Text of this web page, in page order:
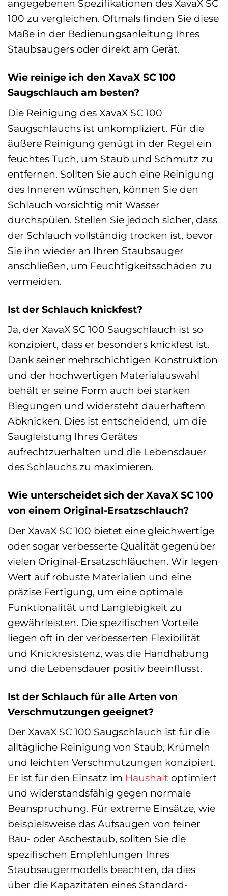
angegebenen Spezifikationen des XavaX SC
100 zu vergleichen. Oftmals finden Sie diese
Maße in der Bedienungsanleitung Ihres
Staubsaugers oder direkt am Gerät.
Wie reinige ich den XavaX SC 100
Saugschlauch am besten?
Die Reinigung des XavaX SC 100
Saugschlauchs ist unkompliziert. Für die
äußere Reinigung genügt in der Regel ein
feuchtes Tuch, um Staub und Schmutz zu
entfernen. Sollten Sie auch eine Reinigung
des Inneren wünschen, können Sie den
Schlauch vorsichtig mit Wasser
durchspülen. Stellen Sie jedoch sicher, dass
der Schlauch vollständig trocken ist, bevor
Sie ihn wieder an Ihren Staubsauger
anschließen, um Feuchtigkeitsschäden zu
vermeiden.
Ist der Schlauch knickfest?
Ja, der XavaX SC 100 Saugschlauch ist so
konzipiert, dass er besonders knickfest ist.
Dank seiner mehrschichtigen Konstruktion
und der hochwertigen Materialauswahl
behält er seine Form auch bei starken
Biegungen und widersteht dauerhaftem
Abknicken. Dies ist entscheidend, um die
Saugleistung Ihres Gerätes
aufrechtzuerhalten und die Lebensdauer
des Schlauchs zu maximieren.
Wie unterscheidet sich der XavaX SC 100
von einem Original-Ersatzschlauch?
Der XavaX SC 100 bietet eine gleichwertige
oder sogar verbesserte Qualität gegenüber
vielen Original-Ersatzschläuchen. Wir legen
Wert auf robuste Materialien und eine
präzise Fertigung, um eine optimale
Funktionalität und Langlebigkeit zu
gewährleisten. Die spezifischen Vorteile
liegen oft in der verbesserten Flexibilität
und Knickresistenz, was die Handhabung
und die Lebensdauer positiv beeinflusst.
Ist der Schlauch für alle Arten von
Verschmutzungen geeignet?
Der XavaX SC 100 Saugschlauch ist für die
alltägliche Reinigung von Staub, Krümeln
und leichten Verschmutzungen konzipiert.
Er ist für den Einsatz im Haushalt optimiert
und widerstandsfähig gegen normale
Beanspruchung. Für extreme Einsätze, wie
beispielsweise das Aufsaugen von feiner
Bau- oder Aschestaub, sollten Sie die
spezifischen Empfehlungen Ihres
Staubsaugermodells beachten, da dies
über die Kapazitäten eines Standard-